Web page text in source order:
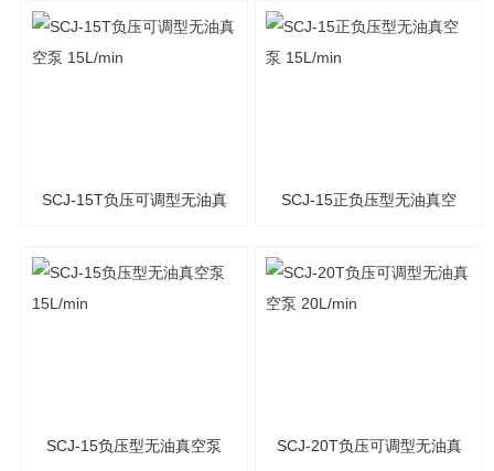
SCJ-15T负压可调型无油真 SCJ-15正负压型无油真空
SCJ-15负压型无油真空泵 SCJ-20T负压可调型无油真